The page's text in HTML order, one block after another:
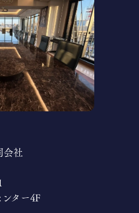
会社
ター4F